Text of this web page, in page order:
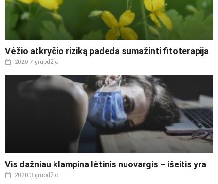
Vėžio atkryčio riziką padeda sumažinti fitoterapija
2020 7 gruodžio
Vis dažniau klampina lėtinis nuovargis – išeitis yra
2020 3 gruodžio